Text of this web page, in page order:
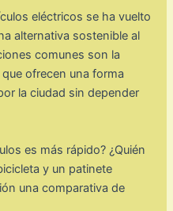
eléctricos se ha vuelto
alternativa sostenible al
comunes son la
ofrecen una forma
la ciudad sin depender
es más rápido? ¿Quién
y un patinete
una comparativa de